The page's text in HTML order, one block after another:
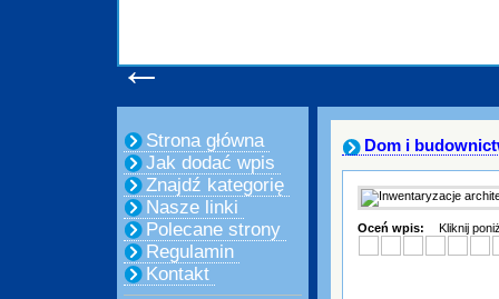
←
Strona główna
Jak dodać wpis
Znajdź kategorię
Nasze linki
Polecane strony
Regulamin
Kontakt
Dom i
Oceń wpis: Kliknij